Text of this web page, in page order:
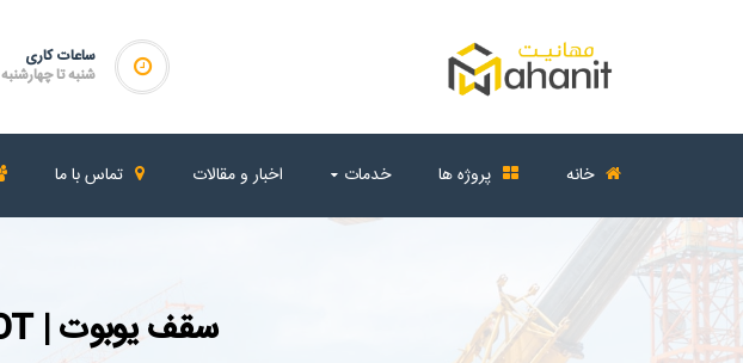
ساعات کاری
شنبه تا چهارشنبه ۸ الی ۱۶.۳۰ و پنجشنبه ۸ الی ۱۲.۳۰
خانه پروژه ها خدمات اخبار و مقالات تماس با ما
سقف یوبوت | UBOT چیست | قالب یوبوت